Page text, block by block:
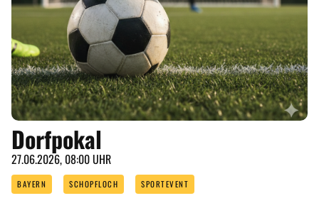
Dorfpokal
27.06.2026, 08:00 UHR
BAYERN SCHOPFLOCH SPORTEVENT